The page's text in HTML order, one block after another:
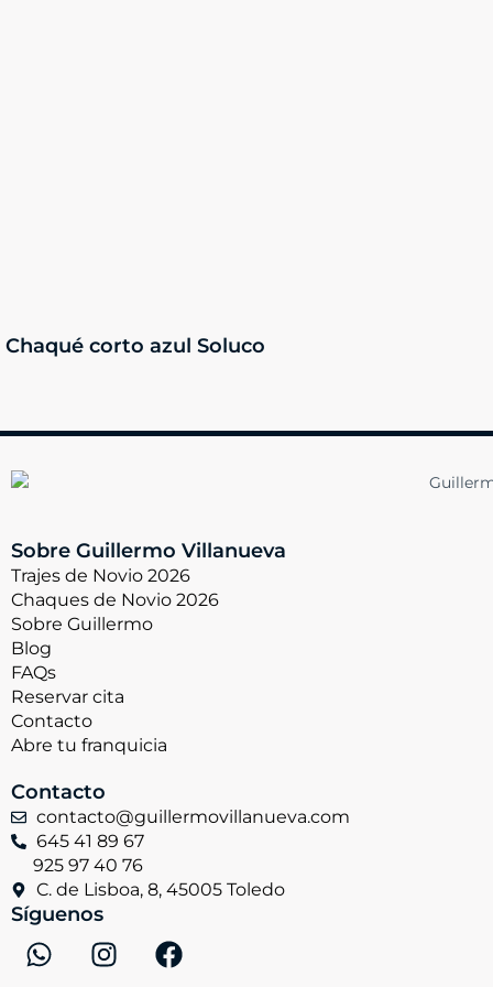
Chaqué corto azul Soluco
Sobre Guillermo Villanueva
Trajes de Novio 2026
Chaques de Novio 2026
Sobre Guillermo
Blog
FAQs
Reservar cita
Contacto
Abre tu franquicia
Contacto
contacto@guillermovillanueva.com
645 41 89 67
925 97 40 76
C. de Lisboa, 8, 45005 Toledo
Síguenos
W
h
I
n
F
a